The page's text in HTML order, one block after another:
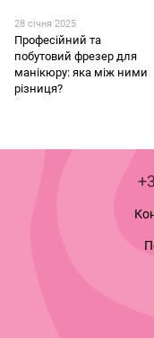
28 січня 2025
Професійний та
побутовий фрезер для
манікюру: яка між ними
різниця?